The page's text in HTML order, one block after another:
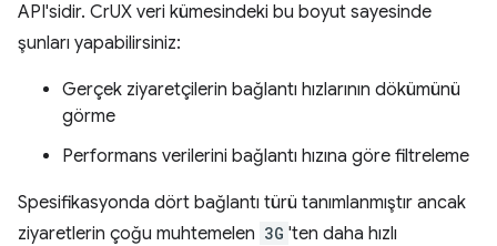
API'sidir. CrUX veri kümesindeki bu boyut sayesinde
şunları yapabilirsiniz:
Gerçek ziyaretçilerin bağlantı hızlarının dökümünü
görme
Performans verilerini bağlantı hızına göre filtreleme
Spesifikasyonda dört bağlantı türü tanımlanmıştır ancak
ziyaretlerin çoğu muhtemelen 3G 'ten daha hızlı